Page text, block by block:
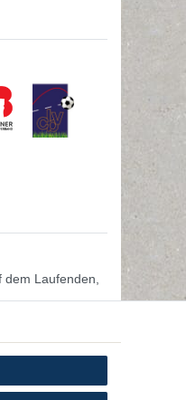
Laufenden,